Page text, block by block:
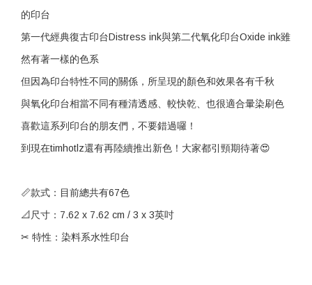
的印台
第一代經典復古印台Distress ink與第二代氧化印台Oxide ink雖
然有著一樣的色系
但因為印台特性不同的關係，所呈現的顏色和效果各有千秋
與氧化印台相當不同有種清透感、較快乾、也很適合暈染刷色
喜歡這系列印台的朋友們，不要錯過囉！
到現在timhotlz還有再陸續推出新色！大家都引頸期待著😍
📏款式：目前總共有67色
📐尺寸：7.62 x 7.62 cm / 3 x 3英吋
✂ 特性：染料系水性印台